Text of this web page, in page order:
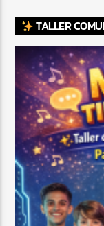
TALLER